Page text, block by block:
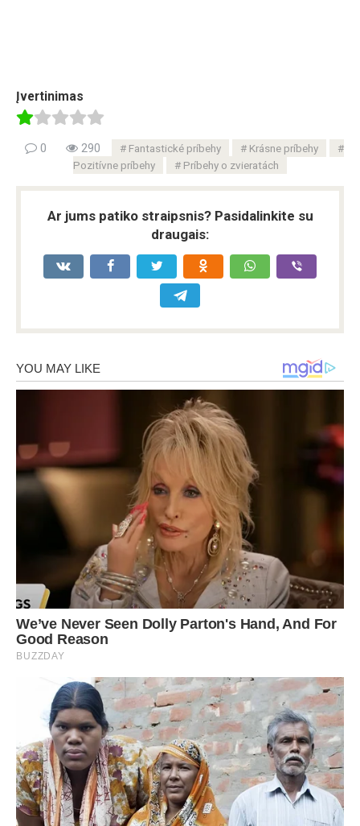
Įvertinimas
0 290 Fantastické príbehy
Krásne príbehy
Pozitívne príbehy
Príbehy o zvieratách
Ar jums patiko straipsnis? Pasidalinkite su
draugais: